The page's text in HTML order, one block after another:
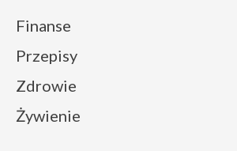
Finanse
Przepisy
Zdrowie
Żywienie